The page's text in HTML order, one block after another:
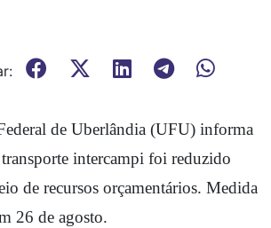
de Uberlândia (UFU) informa
intercampi foi reduzido
de recursos orçamentários. Medida
26 de agosto.